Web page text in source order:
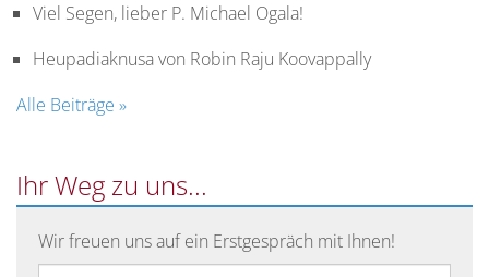
Viel Segen, lieber P. Michael Ogala!
Heupadiaknusa von Robin Raju Koovappally
Alle Beiträge »
Ihr Weg zu uns...
Wir freuen uns auf ein Erstgespräch mit Ihnen!